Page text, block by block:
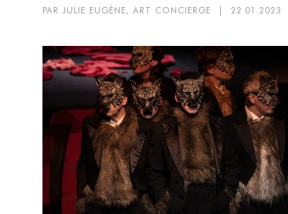
PAR JULIE EUGÈNE, ART CONCIERGE 22.01.2023